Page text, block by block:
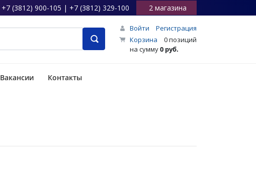
+7 (3812) 900-105 | +7 (3812) 329-100 2 магазина
Войти
Регистрация
Корзина
0 позиций
на сумму0 руб.
Вакансии Контакты